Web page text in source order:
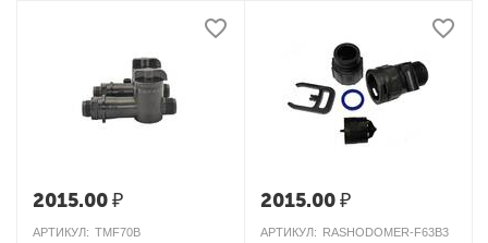
2015.00₽
АРТИКУЛ: TMF70B
2015.00₽
АРТИКУЛ: RASHODOMER-F63B3